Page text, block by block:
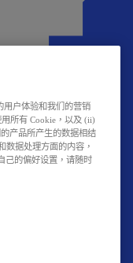
用户体验和我们的营销
所有 Cookie，以及 (ii)
产品所产生的数据相结
数据处理方面的内容，
己的偏好设置，请随时